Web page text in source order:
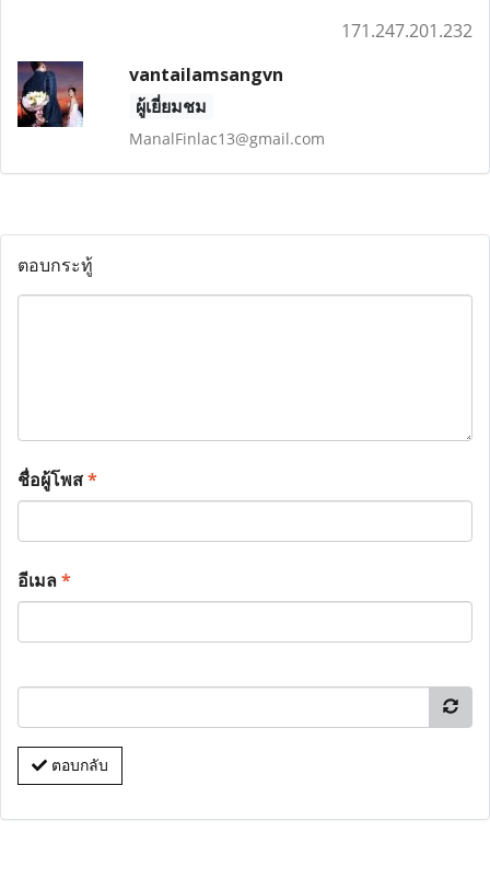
171.247.201.232
vantailamsangvn
ผู้เยี่ยมชม
ManalFinlac13@gmail.com
ตอบกระทู้
ชื่อผู้โพส*
อีเมล*
ตอบกลับ